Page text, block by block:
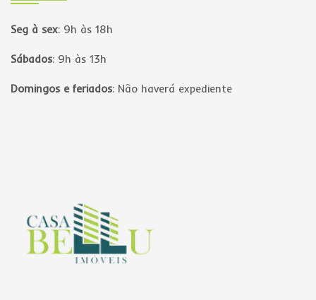
Seg à sex: 9h às 18h
Sábados: 9h às 13h
Domingos e feriados: Não haverá expediente